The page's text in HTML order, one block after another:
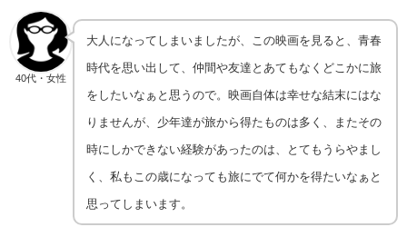
40代・女性
大人になってしまいましたが、この映画を見ると、青春
時代を思い出して、仲間や友達とあてもなくどこかに旅
をしたいなぁと思うので。映画自体は幸せな結末にはな
りませんが、少年達が旅から得たものは多く、またその
時にしかできない経験があったのは、とてもうらやまし
く、私もこの歳になっても旅にでて何かを得たいなぁと
思ってしまいます。